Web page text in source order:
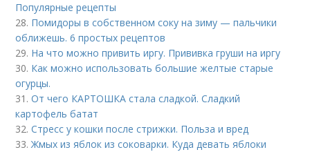
Популярные рецепты
28. Помидоры в собственном соку на зиму — пальчики
оближешь. 6 простых рецептов
29. На что можно привить иргу. Прививка груши на иргу
30. Как можно использовать большие желтые старые
огурцы.
31.От чего КАРТОШКА стала сладкой. Сладкий
картофель батат
32.Стресс у кошки после стрижки. Польза и вред
33.Жмых из яблок из соковарки. Куда девать яблоки